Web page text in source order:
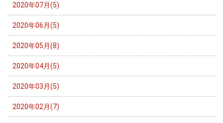
2020年07月(5)
2020年06月(5)
2020年05月(8)
2020年04月(5)
2020年03月(5)
2020年02月(7)